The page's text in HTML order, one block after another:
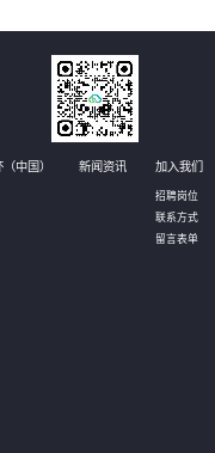
中国） 新闻资讯 加入我们
招聘岗位
联系方式
留言表单